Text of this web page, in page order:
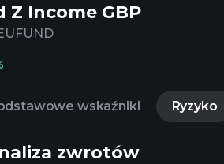
Z Income GBP
wskaźniki Ryzyko
zwrotów